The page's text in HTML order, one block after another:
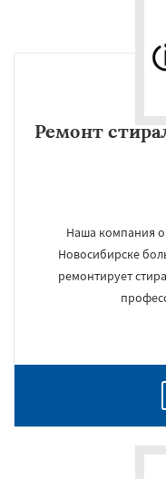
Ремонт
Наша компания
Новосибирске
ремонтирует